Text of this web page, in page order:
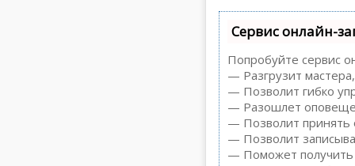
Сервис онлайн-
Попробуйте сервис
— Разгрузит
— Позволит гибко
— Разошлет
— Позволит принять
— Позволит
— Поможет получить